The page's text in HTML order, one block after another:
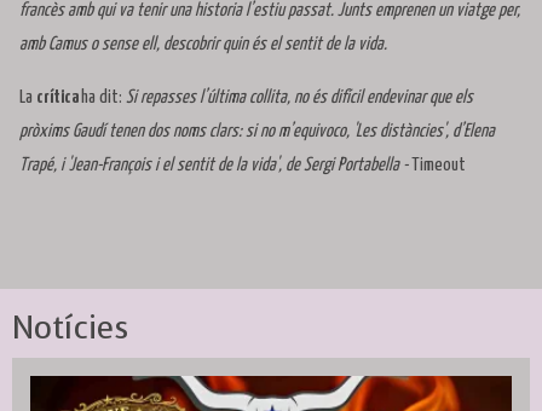
francès amb qui va tenir una historia l’estiu passat. Junts emprenen un viatge per,
amb Camus o sense ell, descobrir quin és el sentit de la vida.
La crítica ha dit: Si repasses l’última collita, no és difícil endevinar que els
pròxims Gaudí tenen dos noms clars: si no m’equivoco, 'Les distàncies', d’Elena
Trapé, i 'Jean-François i el sentit de la vida', de Sergi Portabella - Timeout
Notícies